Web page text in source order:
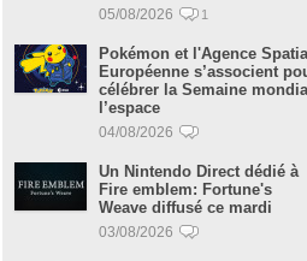
05/08/2026 1
Pokémon et l'Agence
Européenne s’associent
célébrer la Semaine
l’espace
04/08/2026
Un Nintendo Direct dédié à
Fire emblem: Fortune's
Weave diffusé ce mardi
03/08/2026